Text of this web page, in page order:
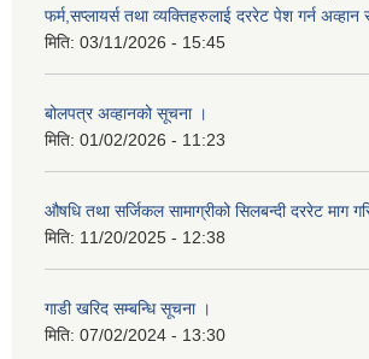
फर्म,सप्लायर्स तथा व्यक्तिहरुलाई दररेट पेश गर्न अव्हान
मिति: 03/11/2026 - 15:45
बोलपत्र अव्हानको सूचना ।
मिति: 01/02/2026 - 11:23
औषधि तथा सर्जिकल सामाग्रीको सिलबन्दी दररेट माग
मिति: 11/20/2025 - 12:38
गाडी खरिद सम्बन्धि सूचना ।
मिति: 07/02/2024 - 13:30